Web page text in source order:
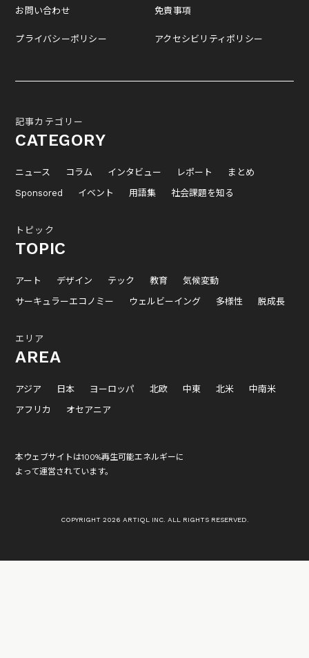
お問い合わせ
プライバシーポリシー
免責事項
アクセシビリティポリシー
記事カテゴリー
CATEGORY
ニュース コラム インタビュー レポート
まとめ
Sponsored
イベント 用語集 社会課題を知る
トピック
TOPIC
アート デザイン テック 教育
気候変動
サーキュラーエコノミー
ウェルビーイング 多様性 脱成長
エリア
AREA
アジア 日本 ヨーロッパ 北欧 中東 北米
中南米
アフリカ
オセアニア
本ウェブサイトは100%再生可能エネルギーに
よって運営されています。
COPYRIGHT 2026 ARTIQL INC. ALL RIGHTS RESERVED.